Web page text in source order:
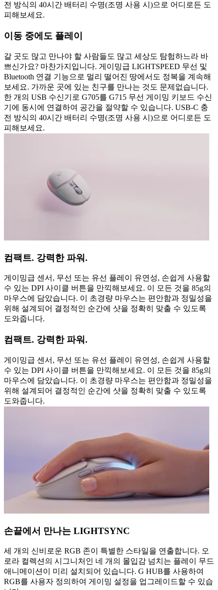
전 방식의 40시간 배터리 수명(조명 사용 시)으로 어디로든 도
피해보세요.
이동 중에도 플레이
갈 곳도 많고 만나야 할 사람들도 많고 세상도 탐험하느라 바
쁘신가요? 마찬가지입니다. 게이밍급 LIGHTSPEED 무선 및
Bluetooth 연결 기능으로 멀리 떨어진 땅에서도 정복을 계속해
보세요. 가까운 곳에 있는 친구를 만나는 것도 문제없습니다.
한 개의 USB 수신기로 G705를 G715 무선 게이밍 키보드 수신
기에 동시에 연결하여 공간을 절약할 수 있습니다. USB-C 충
전 방식의 40시간 배터리 수명(조명 사용 시)으로 어디로든 도
피해보세요.
컴팩트. 강력한 파워.
게이밍급 센서, 무선 또는 유선 플레이 유연성, 손쉽게 사용할
수 있는 DPI 사이클 버튼을 만끽해보세요. 이 모든 것을 85g의
마우스에 담았습니다. 이 초경량 마우스는 편안함과 정밀성을
위해 설계되어 결정적인 순간에 샷을 정확히 맞출 수 있도록
도와줍니다.
컴팩트. 강력한 파워.
게이밍급 센서, 무선 또는 유선 플레이 유연성, 손쉽게 사용할
수 있는 DPI 사이클 버튼을 만끽해보세요. 이 모든 것을 85g의
마우스에 담았습니다. 이 초경량 마우스는 편안함과 정밀성을
위해 설계되어 결정적인 순간에 샷을 정확히 맞출 수 있도록
도와줍니다.
손끝에서 만나는 LIGHTSYNC
세 개의 신비로운 RGB 존이 특별한 스타일을 연출합니다. 오
로라 컬렉션의 시그니처인 네 개의 몰입감 넘치는 플레이 무드
애니메이션이 미리 설치되어 있습니다. G HUB를 사용하여
RGB를 사용자 정의하여 게이밍 설정을 업그레이드할 수 있습